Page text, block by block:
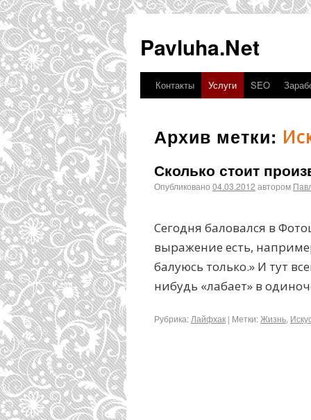
Pavluha.Net
Контакты Услуги SEO
Архив метки:
Сколько стоит
Опубликовано 04.03.2012 автором
Сегодня баловался в
выражение есть,
балуюсь только.» И тут
нибудь «лабает» в
Рубрика: Лайфхак | Метки:Жизнь,